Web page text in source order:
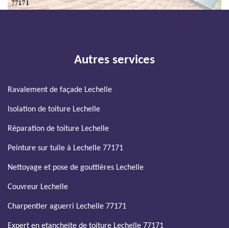
Autres services
Ravalement de façade Lechelle
Isolation de toiture Lechelle
Réparation de toiture Lechelle
Peinture sur tuile à Lechelle 77171
Nettoyage et pose de gouttières Lechelle
Couvreur Lechelle
Charpentier aguerri Lechelle 77171
Expert en etancheite de toiture Lechelle 77171